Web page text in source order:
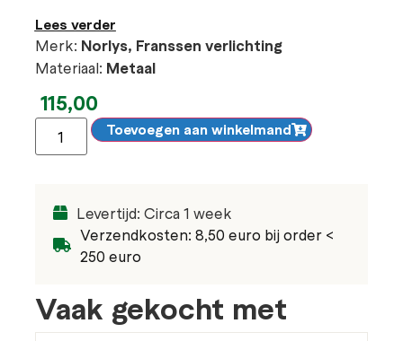
Lees verder
Merk: Norlys, Franssen verlichting
Materiaal: Metaal
115,00
Toevoegen aan winkelmand
Levertijd: Circa 1 week
Verzendkosten: 8,50 euro bij order <
250 euro
Vaak gekocht met